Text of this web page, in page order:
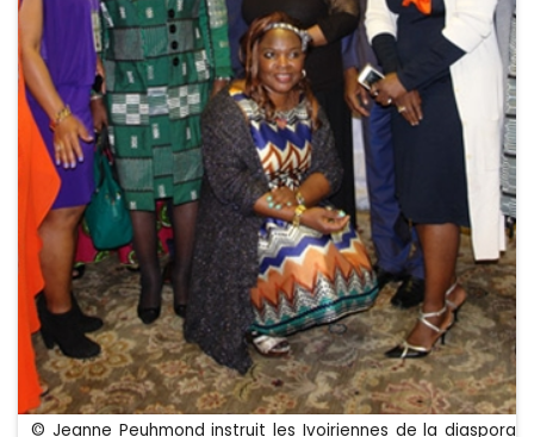
© Jeanne Peuhmond instruit les Ivoiriennes de la diaspora